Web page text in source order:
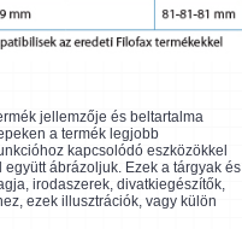
jellemzője és beltartalma
a termék legjobb
kapcsolódó eszközökkel
ábrázoljuk. Ezek a tárgyak és
irodaszerek, divatkiegészítők,
ezek illusztrációk, vagy külön